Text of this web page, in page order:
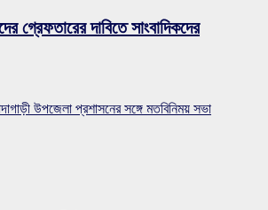
গ্রেফতারের দাবিতে সাংবাদিকদের
উপজেলা প্রশাসনের সঙ্গে মতবিনিময় সভা